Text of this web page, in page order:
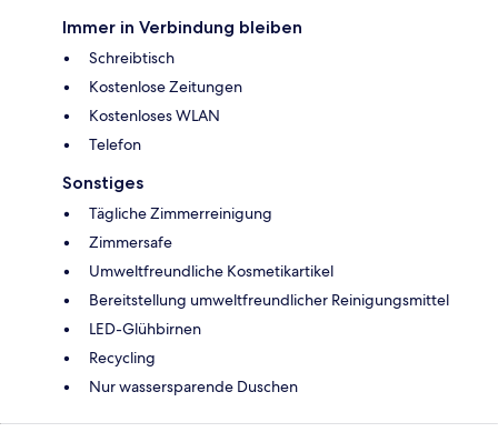
Immer in Verbindung bleiben
Schreibtisch
Kostenlose Zeitungen
Kostenloses WLAN
Telefon
Sonstiges
Tägliche Zimmerreinigung
Zimmersafe
Umweltfreundliche Kosmetikartikel
Bereitstellung umweltfreundlicher Reinigungsmittel
LED-Glühbirnen
Recycling
Nur wassersparende Duschen